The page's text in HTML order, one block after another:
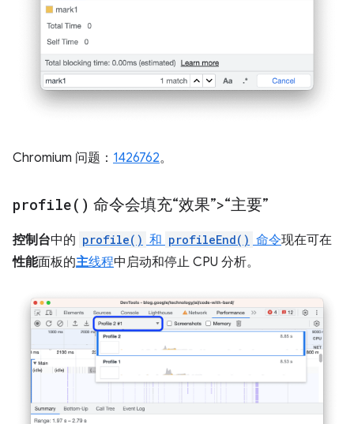
Chromium 问题： 1426762。
profile( ) 命令会填充“效果”>“主要”
控制台中的 profile() 和 profileEnd() 命令现在可在
性能面板的主线程中启动和停止 CPU 分析。